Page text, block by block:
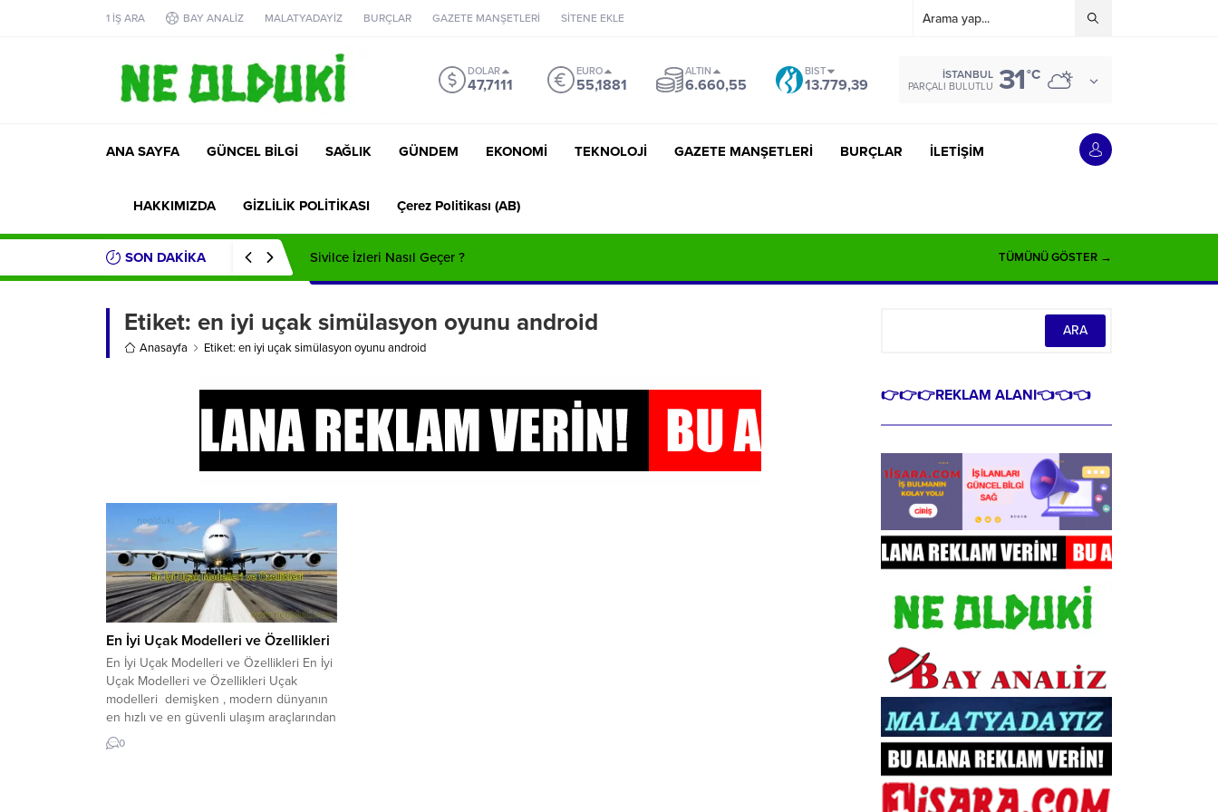
1 İŞ ARA BAY ANALİZ MALATYADAYİZ BURÇLAR GAZETE MANŞETLERİ SİTENE EKLE
DOLAR
47,7111
EURO
55,1881
ALTIN
6.660,55
BIST
13.779,39
İSTANBUL
PARÇALI BULUTLU 31°C
ANA SAYFA GÜNCEL BİLGİ SAĞLIK GÜNDEM EKONOMİ TEKNOLOJİ GAZETE MANŞETLERİ BURÇLAR İLETİŞİM
HAKKIMIZDA GİZLİLİK POLİTİKASI Çerez Politikası (AB)
SON DAKİKA Sivilce İzleri Nasıl Geçer ? TÜMÜNÜ GÖSTER →
Etiket: en iyi uçak simülasyon oyunu android
Anasayfa Etiket: en iyi uçak simülasyon oyunu android
En İyi Uçak Modelleri ve Özellikleri
En İyi Uçak Modelleri ve Özellikleri En İyi
Uçak Modelleri ve Özellikleri Uçak
modelleri demişken , modern dünyanın
en hızlı ve en güvenli ulaşım araçlarından
biridir. Yıllar boyunca, uçak teknolojisi
gelişti ve pek çok farklı uçak modeli
0
👉👉👉REKLAM ALANI👈👈👈